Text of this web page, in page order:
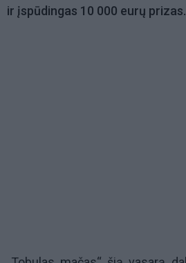
ir įspūdingas 10 000 eurų prizas.